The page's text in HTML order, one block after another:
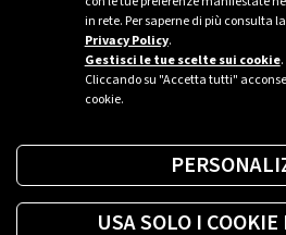
in rete. Per saperne di più consulta
Privacy Policy.
Gestisci le tue scelte sui cookie.
Cliccando su "Accetta tutti"
cookie.
USA SOLO I
Sei un’azienda o
Trova la soluzione più
Richiedi una